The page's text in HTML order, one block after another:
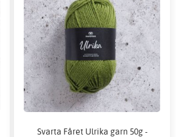
Svarta Fåret Ulrika garn 50g -